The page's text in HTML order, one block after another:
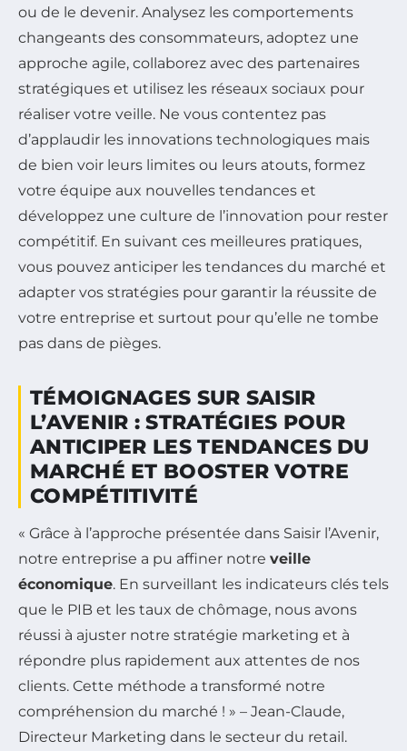
ou de le devenir. Analysez les comportements
changeants des consommateurs, adoptez une
approche agile, collaborez avec des partenaires
stratégiques et utilisez les réseaux sociaux pour
réaliser votre veille. Ne vous contentez pas
d’applaudir les innovations technologiques mais
de bien voir leurs limites ou leurs atouts, formez
votre équipe aux nouvelles tendances et
développez une culture de l’innovation pour rester
compétitif. En suivant ces meilleures pratiques,
vous pouvez anticiper les tendances du marché et
adapter vos stratégies pour garantir la réussite de
votre entreprise et surtout pour qu’elle ne tombe
pas dans de pièges.
TÉMOIGNAGES SUR SAISIR
L’AVENIR : STRATÉGIES POUR
ANTICIPER LES TENDANCES DU
MARCHÉ ET BOOSTER VOTRE
COMPÉTITIVITÉ
« Grâce à l’approche présentée dans Saisir l’Avenir,
notre entreprise a pu affiner notre veille
économique. En surveillant les indicateurs clés tels
que le PIB et les taux de chômage, nous avons
réussi à ajuster notre stratégie marketing et à
répondre plus rapidement aux attentes de nos
clients. Cette méthode a transformé notre
compréhension du marché ! » – Jean-Claude,
Directeur Marketing dans le secteur du retail.